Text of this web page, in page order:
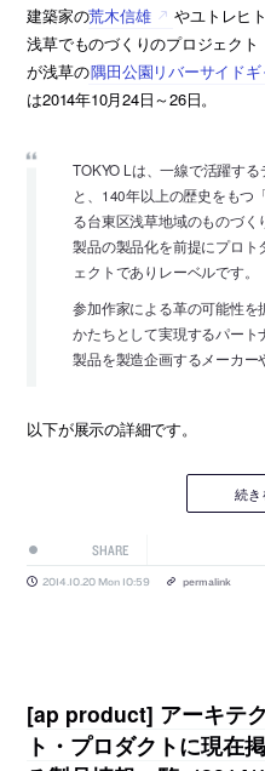
建築家の荒木信雄 やユトレヒ
浅草でものづくりのプロジェクト
が浅草の隅田公園リバーサイド
は2014年10月24日～26日。
TOKYO Lは、一線で活躍す
と、140年以上の歴史をもつ
る台東区浅草地域のものづ
製品の製品化を前提にプロト
ェクトでありレーベルです。
参加作家による革の可能性
かたちとして実現するパート
製品を製造企画するメーカー
以下が展示の詳細です。
続き
SHARE
2014.10.20 Mon 10:59 permalink
[ap product] アーキテ
ト・プロダクトに現在